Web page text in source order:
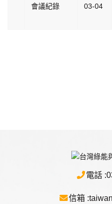
會議紀錄
03-04
電話 :
信箱 :